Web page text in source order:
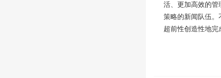
活、更加高效的管
策略的新闻队伍。
超前性创造性地